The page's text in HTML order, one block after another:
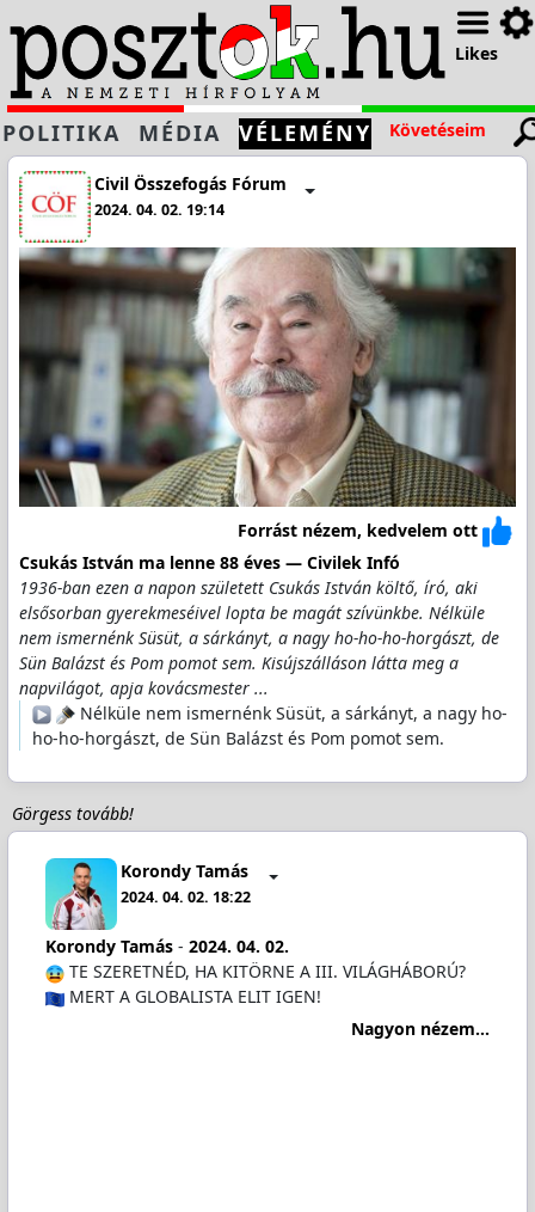
Likes
POLITIKA MÉDIA VÉLEMÉNY Követéseim
Civil Összefogás Fórum
2024. 04. 02. 19:14
Forrást nézem, kedvelem ott
Csukás István ma lenne 88 éves — Civilek Infó
1936-ban ezen a napon született Csukás István költő, író, aki
elsősorban gyerekmeséivel lopta be magát szívünkbe. Nélküle
nem ismernénk Süsüt, a sárkányt, a nagy ho-ho-ho-horgászt, de
Sün Balázst és Pom pomot sem. Kisújszálláson látta meg a
napvilágot, apja kovácsmester ...
️
️ Nélküle nem ismernénk Süsüt, a sárkányt, a nagy ho-
ho-ho-horgászt, de Sün Balázst és Pom pomot sem.
Görgess tovább!
Korondy Tamás
2024. 04. 02. 18:22
Korondy Tamás- 2024. 04. 02.
TE SZERETNÉD, HA KITÖRNE A III. VILÁGHÁBORÚ?
MERT A GLOBALISTA ELIT IGEN!
Nagyon nézem...